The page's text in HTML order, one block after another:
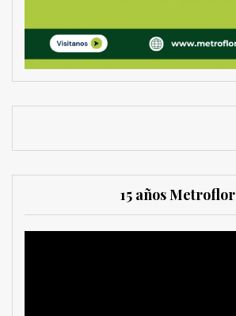
15 años Metroflor